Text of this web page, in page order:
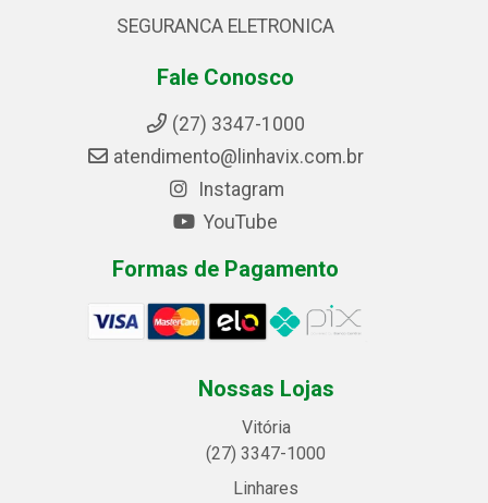
SEGURANCA ELETRONICA
Fale Conosco
(27) 3347-1000
atendimento@linhavix.com.br
Instagram
YouTube
Formas de Pagamento
Nossas Lojas
Vitória
(27) 3347-1000
Linhares